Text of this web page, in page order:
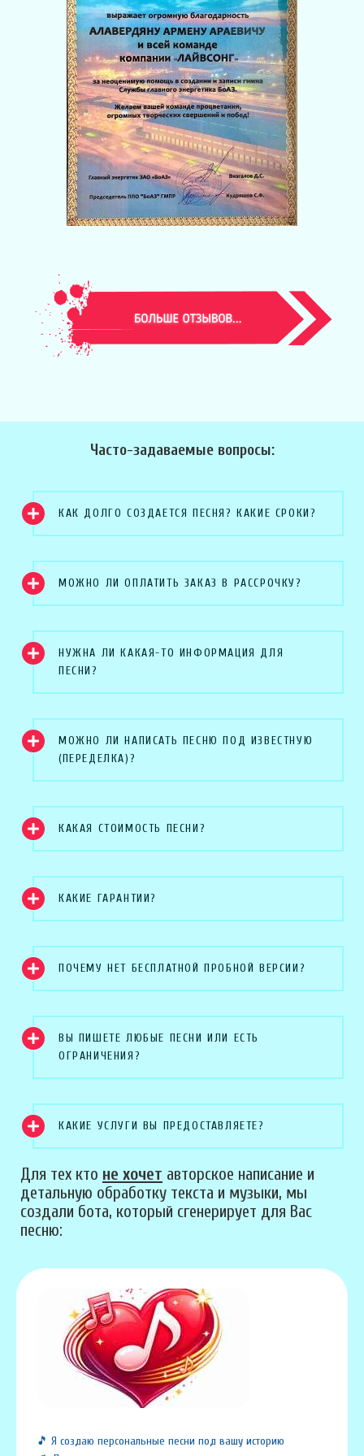
Часто-задаваемые вопросы:
КАК ДОЛГО СОЗДАЕТСЯ ПЕСНЯ? КАКИЕ СРОКИ?
МОЖНО ЛИ ОПЛАТИТЬ ЗАКАЗ В РАССРОЧКУ?
НУЖНА ЛИ КАКАЯ-ТО ИНФОРМАЦИЯ ДЛЯ
ПЕСНИ?
МОЖНО ЛИ НАПИСАТЬ ПЕСНЮ ПОД ИЗВЕСТНУЮ
(ПЕРЕДЕЛКА)?
КАКАЯ СТОИМОСТЬ ПЕСНИ?
КАКИЕ ГАРАНТИИ?
ПОЧЕМУ НЕТ БЕСПЛАТНОЙ ПРОБНОЙ ВЕРСИИ?
ВЫ ПИШЕТЕ ЛЮБЫЕ ПЕСНИ ИЛИ ЕСТЬ
ОГРАНИЧЕНИЯ?
КАКИЕ УСЛУГИ ВЫ ПРЕДОСТАВЛЯЕТЕ?
Для тех кто не хочет авторское написание и
детальную обработку текста и музыки, мы
создали бота, который сгенерирует для Вас
песню:
🎵 Я создаю персональные песни под вашу историю